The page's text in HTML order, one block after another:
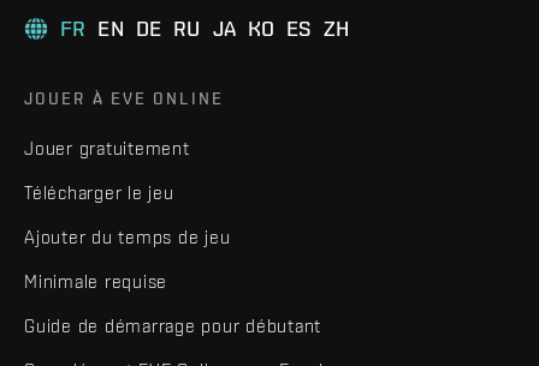
FR EN DE RU JA KO ES ZH
JOUER À EVE ONLINE
Jouer gratuitement
Télécharger le jeu
Ajouter du temps de jeu
Minimale requise
Guide de démarrage pour débutant